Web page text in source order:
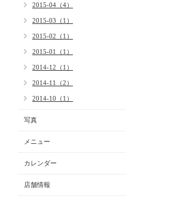
2015-04（4）
2015-03（1）
2015-02（1）
2015-01（1）
2014-12（1）
2014-11（2）
2014-10（1）
写真
メニュー
カレンダー
店舗情報